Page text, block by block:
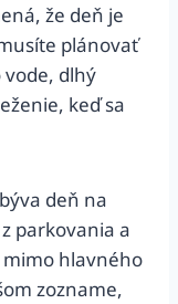
že deň je
plánovať
vode, dlhý
keď sa
deň na
parkovania a
mimo hlavného
zozname,